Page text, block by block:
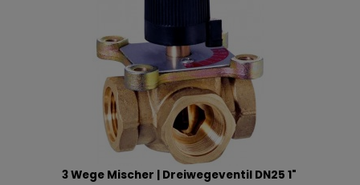
3 Wege Mischer | Dreiwegeventil DN25 1"